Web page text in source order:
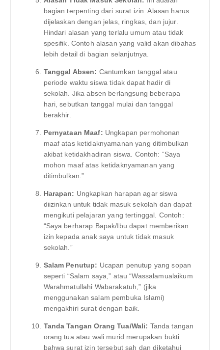
bagian terpenting dari surat izin. Alasan harus
dijelaskan dengan jelas, ringkas, dan jujur.
Hindari alasan yang terlalu umum atau tidak
spesifik. Contoh alasan yang valid akan dibahas
lebih detail di bagian selanjutnya.
Tanggal Absen: Cantumkan tanggal atau
periode waktu siswa tidak dapat hadir di
sekolah. Jika absen berlangsung beberapa
hari, sebutkan tanggal mulai dan tanggal
berakhir.
Pernyataan Maaf: Ungkapan permohonan
maaf atas ketidaknyamanan yang ditimbulkan
akibat ketidakhadiran siswa. Contoh: “Saya
mohon maaf atas ketidaknyamanan yang
ditimbulkan.”
Harapan: Ungkapkan harapan agar siswa
diizinkan untuk tidak masuk sekolah dan dapat
mengikuti pelajaran yang tertinggal. Contoh:
“Saya berharap Bapak/Ibu dapat memberikan
izin kepada anak saya untuk tidak masuk
sekolah.”
Salam Penutup: Ucapan penutup yang sopan
seperti “Salam saya,” atau “Wassalamualaikum
Warahmatullahi Wabarakatuh,” (jika
menggunakan salam pembuka Islami)
mengakhiri surat dengan baik.
Tanda Tangan Orang Tua/Wali: Tanda tangan
orang tua atau wali murid merupakan bukti
bahwa surat izin tersebut sah dan diketahui